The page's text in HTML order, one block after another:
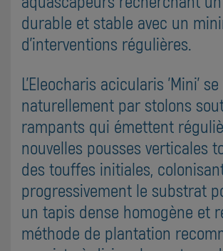
durable et stable avec un
d'interventions régulières.
L'Eleocharis acicularis 'Mini'
naturellement par stolons
rampants qui émettent
nouvelles pousses verticales
des touffes initiales,
progressivement le substrat
un tapis dense homogène et
méthode de plantation